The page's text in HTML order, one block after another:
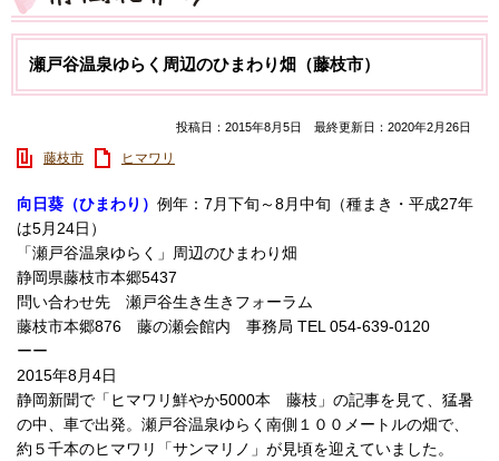
瀬戸谷温泉ゆらく周辺のひまわり畑（藤枝市）
投稿日：2015年8月5日 最終更新日：2020年2月26日
藤枝市 ヒマワリ
向日葵（ひまわり） 例年：7月下旬～8月中旬（種まき・平成27年
は5月24日）
「瀬戸谷温泉ゆらく」周辺のひまわり畑
静岡県藤枝市本郷5437
問い合わせ先 瀬戸谷生き生きフォーラム
藤枝市本郷876 藤の瀬会館内 事務局 TEL 054-639-0120
ーー
2015年8月4日
静岡新聞で「ヒマワリ鮮やか5000本 藤枝」の記事を見て、猛暑
の中、車で出発。瀬戸谷温泉ゆらく南側１００メートルの畑で、
約５千本のヒマワリ「サンマリノ」が見頃を迎えていました。